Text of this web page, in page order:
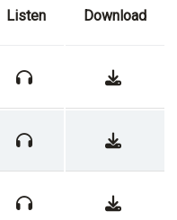
Listen Download